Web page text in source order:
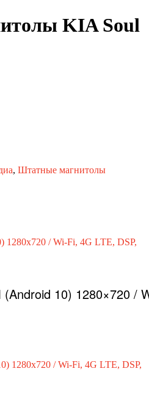
KIA Soul
, Штатные магнитолы
10) 1280×720 /